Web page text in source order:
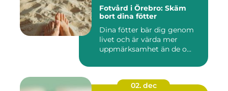
Fotvård i Örebro: Skäm
bort dina fötter
Dina fötter bär dig genom
livet och är värda mer
uppmärksamhet än de o...
02. dec